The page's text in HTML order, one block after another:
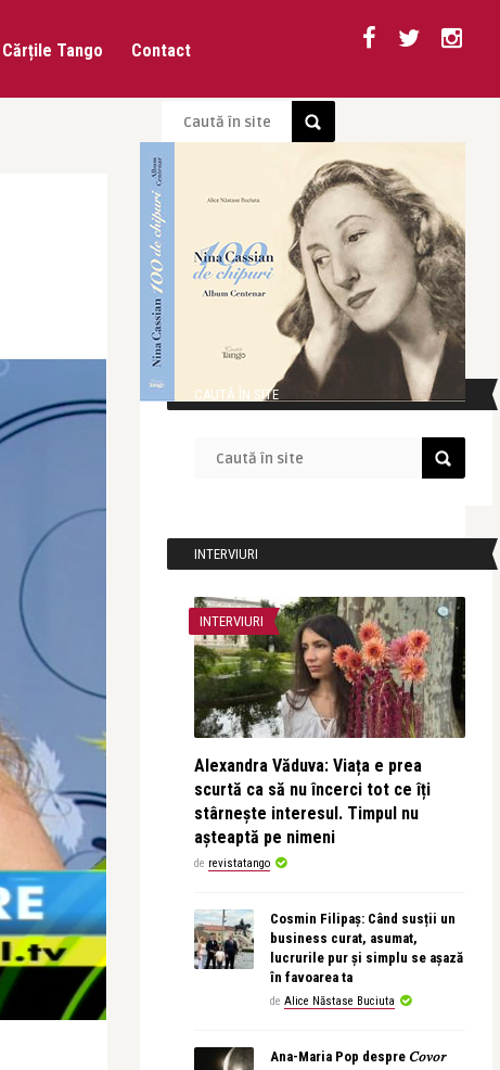
Cărțile Tango Contact
CAUTĂ ÎN SITE
INTERVIURI
INTERVIURI
Alexandra Văduva: Viața e prea
scurtă ca să nu încerci tot ce îți
stârnește interesul. Timpul nu
așteaptă pe nimeni
de revistatango
Cosmin Filipaș: Când susții un
business curat, asumat,
lucrurile pur și simplu se așază
în favoarea ta
de Alice Năstase Buciuta
Ana-Maria Pop despre 𝐶𝑜𝑣𝑜𝑟